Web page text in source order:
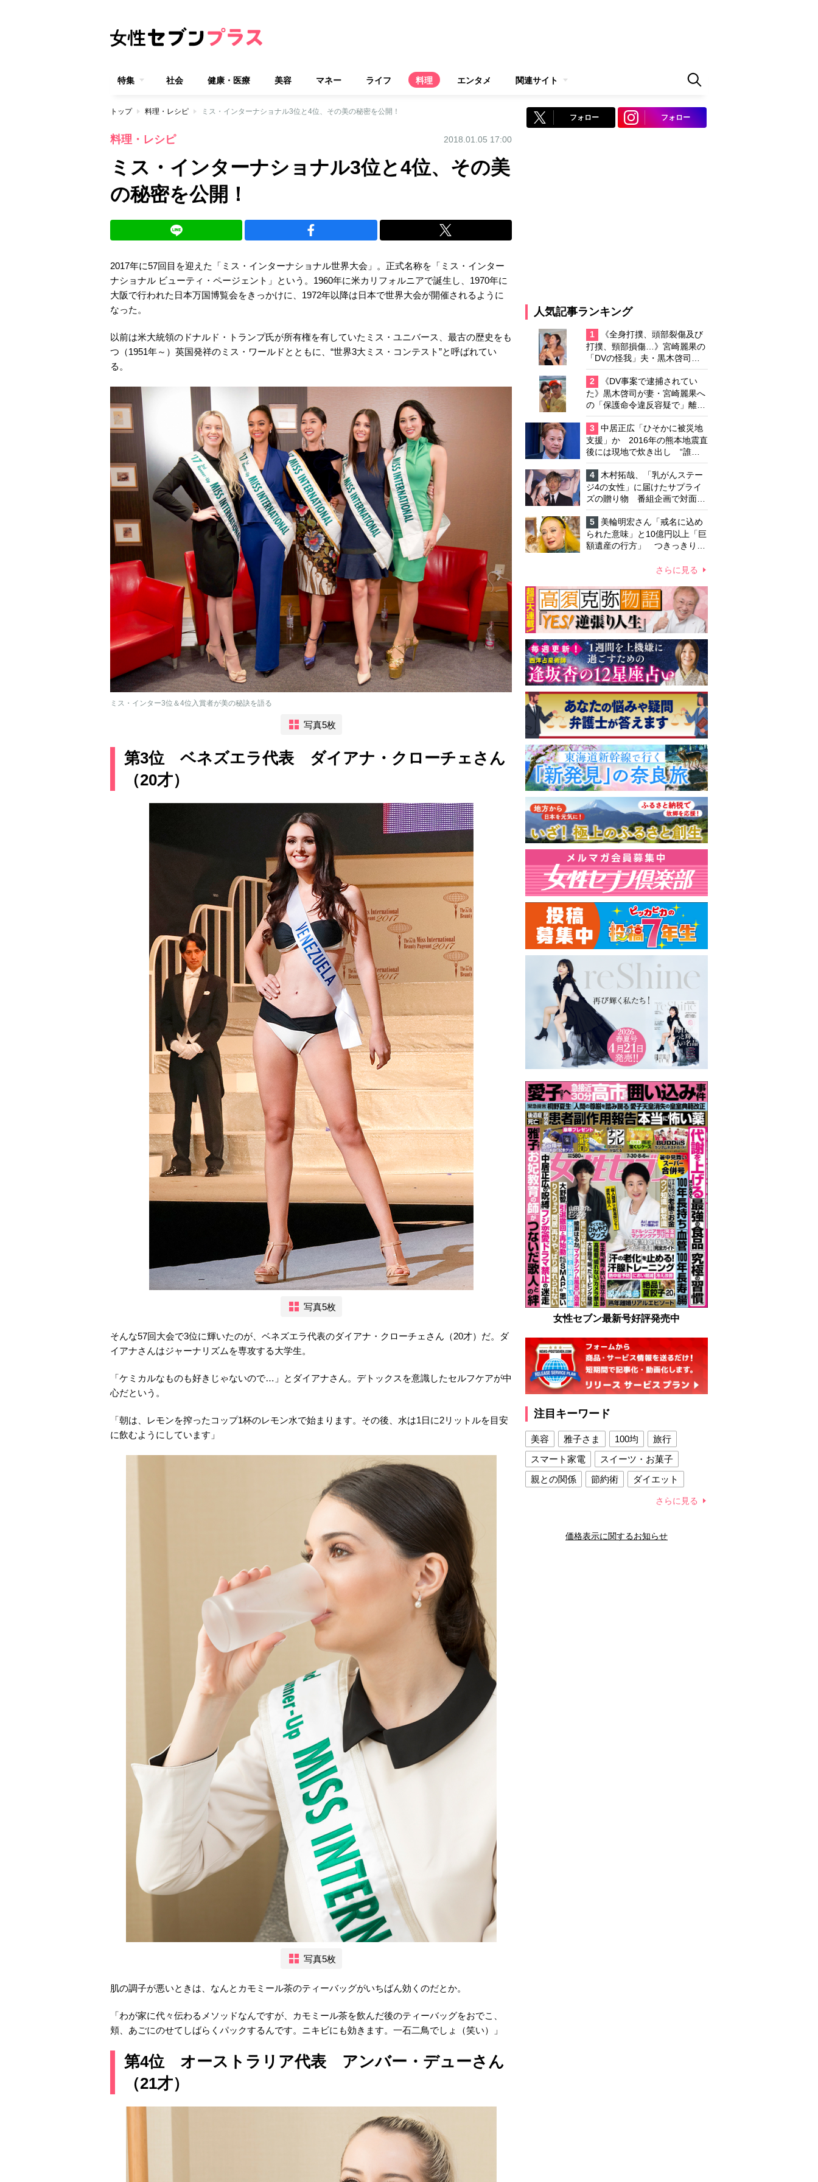
特集 社会 健康・医療 美容 マネー ライフ 料理 エンタメ 関連サイト
トップ 料理・レシピ ミス・インターナショナル3位と4位、その美の秘密を公開！
料理・レシピ 2018.01.05 17:00
ミス・インターナショナル3位と4位、その美
の秘密を公開！
2017年に57回目を迎えた「ミス・インターナショナル世界大会」。正式名称を「ミス・インター
ナショナル ビューティ・ページェント」という。1960年に米カリフォルニアで誕生し、1970年に
大阪で行われた日本万国博覧会をきっかけに、1972年以降は日本で世界大会が開催されるように
なった。
以前は米大統領のドナルド・トランプ氏が所有権を有していたミス・ユニバース、最古の歴史をも
つ（1951年～）英国発祥のミス・ワールドとともに、“世界3大ミス・コンテスト”と呼ばれてい
る。
ミス・インター3位＆4位入賞者が美の秘訣を語る
写真5枚
第3位 ベネズエラ代表 ダイアナ・クローチェさん
（20才）
写真5枚
そんな57回大会で3位に輝いたのが、ベネズエラ代表のダイアナ・クローチェさん（20才）だ。ダ
イアナさんはジャーナリズムを専攻する大学生。
「ケミカルなものも好きじゃないので…」とダイアナさん。デトックスを意識したセルフケアが中
心だという。
「朝は、レモンを搾ったコップ1杯のレモン水で始まります。その後、水は1日に2リットルを目安
に飲むようにしています」
写真5枚
肌の調子が悪いときは、なんとカモミール茶のティーバッグがいちばん効くのだとか。
「わが家に代々伝わるメソッドなんですが、カモミール茶を飲んだ後のティーバッグをおでこ、
頬、あごにのせてしばらくパックするんです。ニキビにも効きます。一石二鳥でしょ（笑い）」
第4位 オーストラリア代表 アンバー・デューさん
（21才）
フォロー フォロー
人気記事ランキング
1
《全身打撲、頭部裂傷及び
打撲、頸部損傷…》宮崎麗果の
「DVの怪我」夫・黒木啓司の
逮捕で始まる「夫婦の闘争」
2
《DV事案で逮捕されてい
た》黒木啓司が妻・宮崎麗果へ
の「保護命令違反容疑で」離婚
協議は「第二ステージ」へ
3
中居正広「ひそかに被災地
支援」か 2016年の熊本地震直
後には現地で炊き出し “誰に
も知られなくて良い”と、むし
ろ強まる福祉活動への思い
4
木村拓哉、「乳がんステー
ジ4の女性」に届けたサプライ
ズの贈り物 番組企画で対面し
たファンが、夢と希望を与える
心遣いに「うれしくて号泣しま
した」
5
美輪明宏さん「戒名に込め
られた意味」と10億円以上「巨
額遺産の行方」 つきっきりで
さらに見る
女性セブン最新号好評発売中
注目キーワード
美容 雅子さま 100均
旅行
スマート家電
スイーツ・お菓子
親との関係
節約術
ダイエット
夫との関係
新津春子 どか食い
さらに見る
価格表示に関するお知らせ